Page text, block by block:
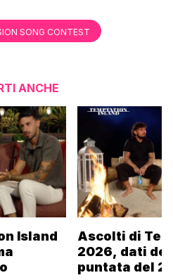
SONG CONTEST
ANCHE
Island
Ascolti di
2026, dati
puntata del